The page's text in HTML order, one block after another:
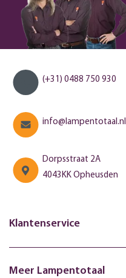
(+31) 0488 750 930
info@lampentotaal.nl
Dorpsstraat 2A
4043KK Opheusden
Klantenservice
Meer Lampentotaal